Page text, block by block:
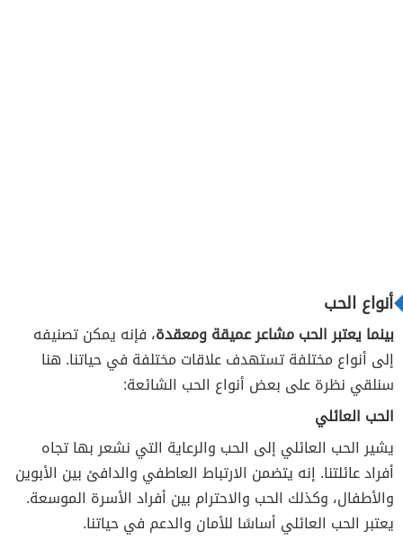
أنواع الحب
بينما يعتبر الحب مشاعر عميقة ومعقدة، فإنه يمكن تصنيفه
إلى أنواع مختلفة تستهدف علاقات مختلفة في حياتنا. هنا
سنلقي نظرة على بعض أنواع الحب الشائعة:
الحب العائلي
يشير الحب العائلي إلى الحب والرعاية التي نشعر بها تجاه
أفراد عائلتنا. إنه يتضمن الارتباط العاطفي والدافئ بين الأبوين
والأطفال، وكذلك الحب والاحترام بين أفراد الأسرة الموسعة.
يعتبر الحب العائلي أساسًا للأمان والدعم في حياتنا.